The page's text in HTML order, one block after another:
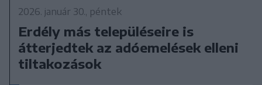
2026. január 30., péntek
Erdély más településeire is
átterjedtek az adóemelések elleni
tiltakozások